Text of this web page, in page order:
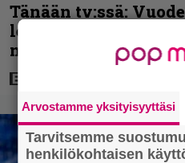
Tänään tv:ssä:
leffassa nähdään
nykyaikainen
Arvostamme yksityisyyttäsi
Tarvitsemme
henkilökohtaisen